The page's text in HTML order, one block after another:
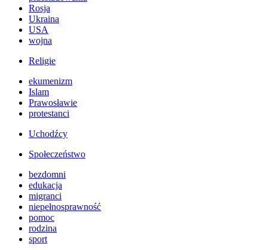
Rosja
Ukraina
USA
wojna
Religie
ekumenizm
Islam
Prawosławie
protestanci
Uchodźcy
Społeczeństwo
bezdomni
edukacja
migranci
niepełnosprawność
pomoc
rodzina
sport